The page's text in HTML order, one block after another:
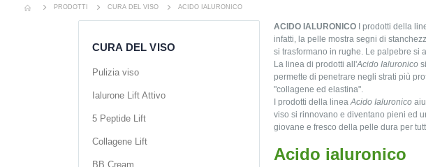
PRODOTTI CURA DEL VISO ACIDO IALURONICO
ACIDO IALURONICO I prodotti della
infatti, la pelle mostra segni di
si trasformano in rughe. Le palpebre si
La linea di prodotti all'Acido Ialuronico
permette di penetrare negli strati più
"collagene ed elastina".
I prodotti della lineaAcido Ialuronico
viso si rinnovano e diventano pieni ed
giovane e fresco della pelle dura per
Acido ialuronico
CURA DEL VISO
Pulizia viso
Ialurone Lift Attivo
5 Peptide Lift
Collagene Lift
BB Cream